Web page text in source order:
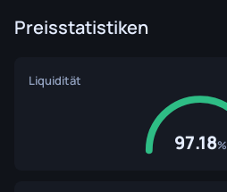
Preisstatistiken
Liquidität
97.18%